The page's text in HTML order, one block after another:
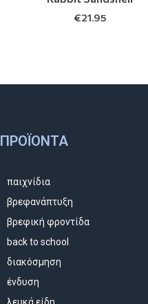
€21.95
ΠΡΟΪΌΝΤΑ
παιχνίδια
βρεφανάπτυξη
βρεφική φροντίδα
back to school
διακόσμηση
ένδυση
λευκά είδη